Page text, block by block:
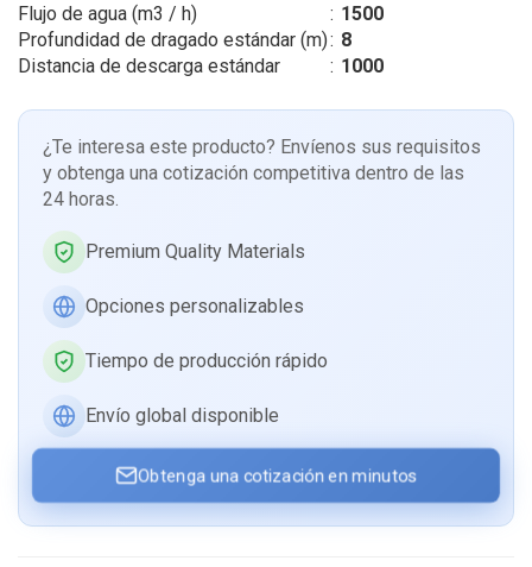
Flujo de agua (m3 / h)
: 1500
Profundidad de dragado estándar (m): 8
Distancia de descarga estándar
: 1000
¿Te interesa este producto? Envíenos sus requisitos
y obtenga una cotización competitiva dentro de las
24 horas.
Premium Quality Materials
Opciones personalizables
Tiempo de producción rápido
Envío global disponible
Obtenga una cotización en minutos